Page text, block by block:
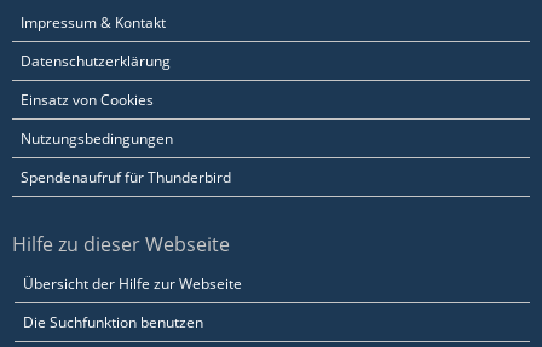
Impressum & Kontakt
Datenschutzerklärung
Einsatz von Cookies
Nutzungsbedingungen
Spendenaufruf für Thunderbird
Hilfe zu dieser Webseite
Übersicht der Hilfe zur Webseite
Die Suchfunktion benutzen